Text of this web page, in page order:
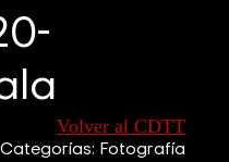
Volver al CDTT
Categorías: Fotografía